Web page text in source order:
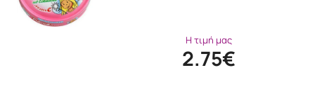
Η τιμή μας
2.75€